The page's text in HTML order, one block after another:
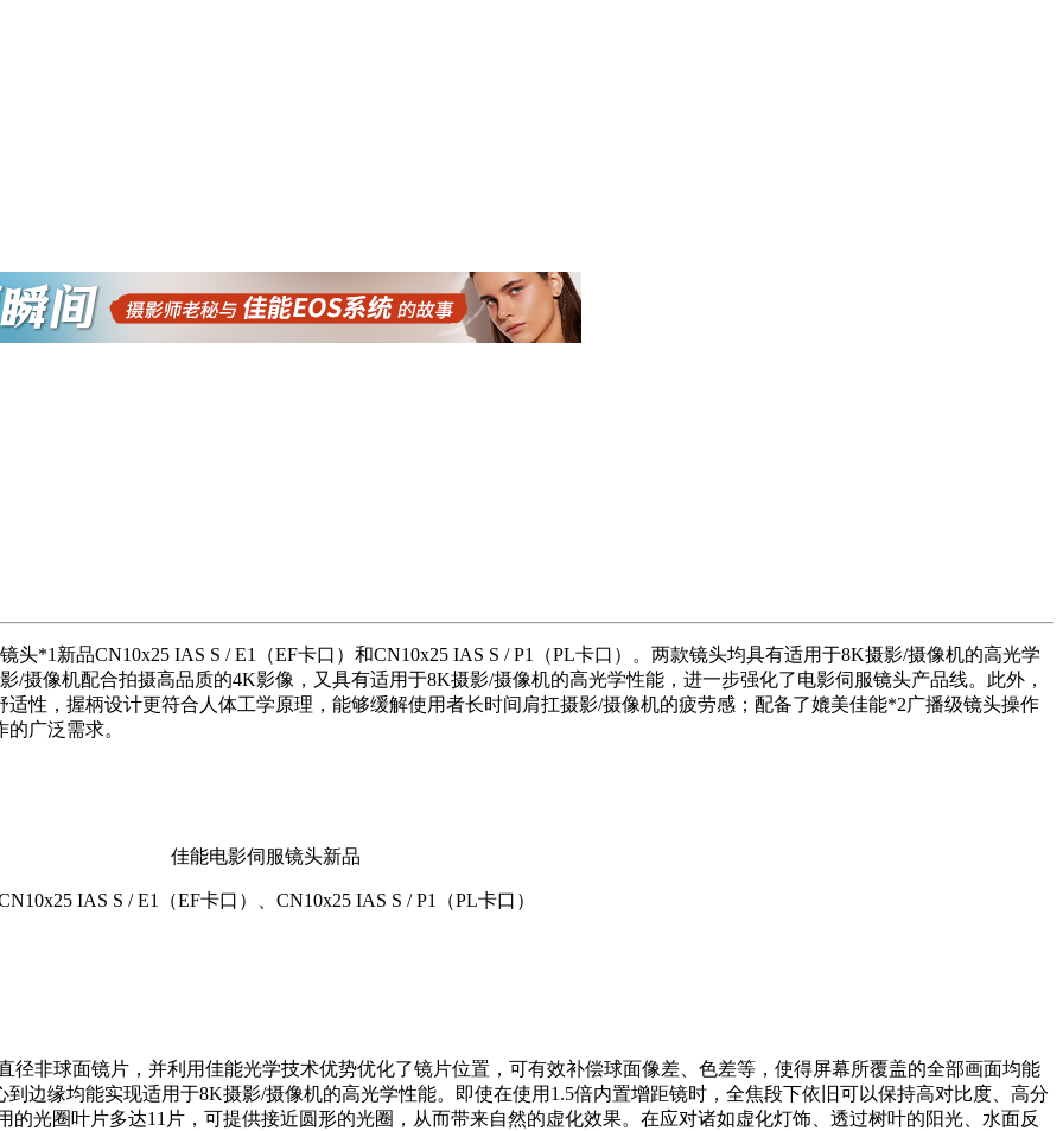
*1新品CN10x25 IAS S / E1（EF卡口）和CN10x25 IAS S / P1（PL卡口）。两款镜头均具有适用于8K摄影/摄像机的高光学
/摄像机配合拍摄高品质的4K影像，又具有适用于8K摄影/摄像机的高光学性能，进一步强化了电影伺服镜头产品线。此外，
性，握柄设计更符合人体工学原理，能够缓解使用者长时间肩扛摄影/摄像机的疲劳感；配备了媲美佳能*2广播级镜头操作
广泛需求。
佳能电影伺服镜头新品
IAS S / E1（EF卡口）、CN10x25 IAS S / P1（PL卡口）
非球面镜片，并利用佳能光学技术优势优化了镜片位置，可有效补偿球面像差、色差等，使得屏幕所覆盖的全部画面均能
边缘均能实现适用于8K摄影/摄像机的高光学性能。即使在使用1.5倍内置增距镜时，全焦段下依旧可以保持高对比度、高分
光圈叶片多达11片，可提供接近圆形的光圈，从而带来自然的虚化效果。在应对诸如虚化灯饰、透过树叶的阳光、水面反